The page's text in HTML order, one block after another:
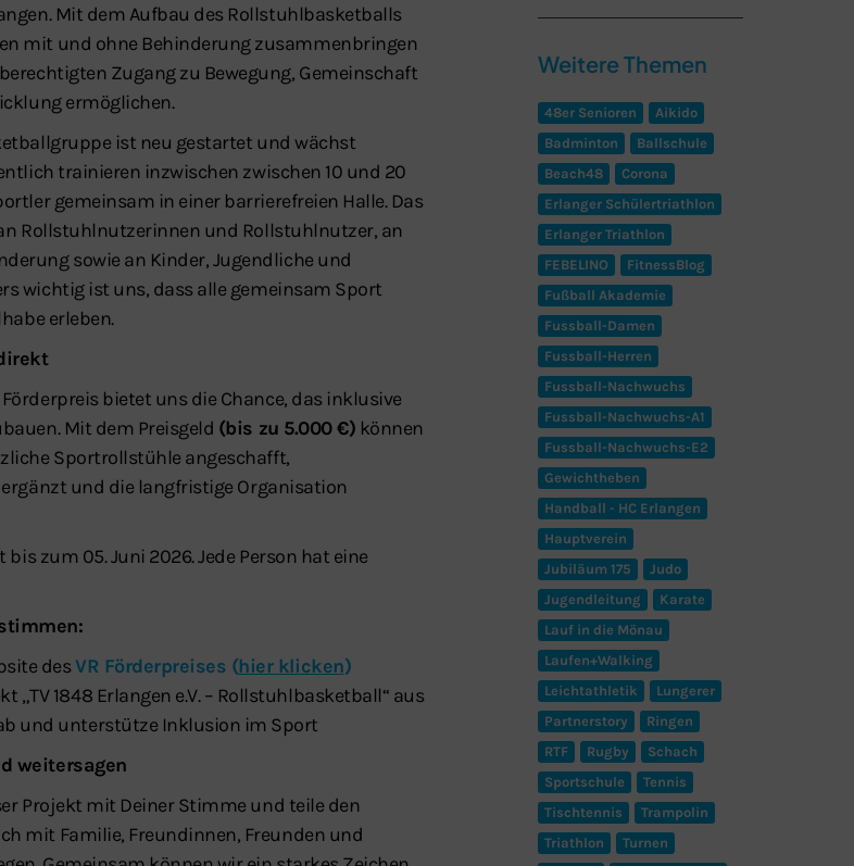
Mit dem Aufbau des Rollstuhlbasketballs
mit und ohne Behinderung zusammenbringen
Zugang zu Bewegung, Gemeinschaft
ermöglichen.
ist neu gestartet und wächst
trainieren inzwischen zwischen 10 und 20
gemeinsam in einer barrierefreien Halle. Das
Rollstuhlnutzerinnen und Rollstuhlnutzer, an
sowie an Kinder, Jugendliche und
wichtig ist uns, dass alle gemeinsam Sport
erleben.
Förderpreis bietet uns die Chance, das inklusive
Mit dem Preisgeld (bis zu 5.000 €) können
Sportrollstühle angeschafft,
und die langfristige Organisation
bis zum 05. Juni 2026. Jede Person hat eine
desVR Förderpreises (hier klicken)
„TV 1848 Erlangen e.V. – Rollstuhlbasketball“ aus
und unterstütze Inklusion im Sport
weitersagen
Projekt mit Deiner Stimme und teile den
mit Familie, Freundinnen, Freunden und
Weitere Themen
48er Senioren
Aikido
Badminton
Ballschule
Beach48
Corona
Erlanger Schülertriathlon
Erlanger Triathlon
FEBELINO
FitnessBlog
Fußball Akademie
Fussball-Damen
Fussball-Herren
Fussball-Nachwuchs
Fussball-Nachwuchs-A1
Fussball-Nachwuchs-E2
Gewichtheben
Handball - HC Erlangen
Hauptverein
Jubiläum 175
Judo
Jugendleitung
Karate
Lauf in die Mönau
Laufen+Walking
Leichtathletik
Lungerer
Partnerstory
Ringen
RTF
Rugby
Schach
Sportschule
Tennis
Tischtennis
Trampolin
Triathlon
Turnen